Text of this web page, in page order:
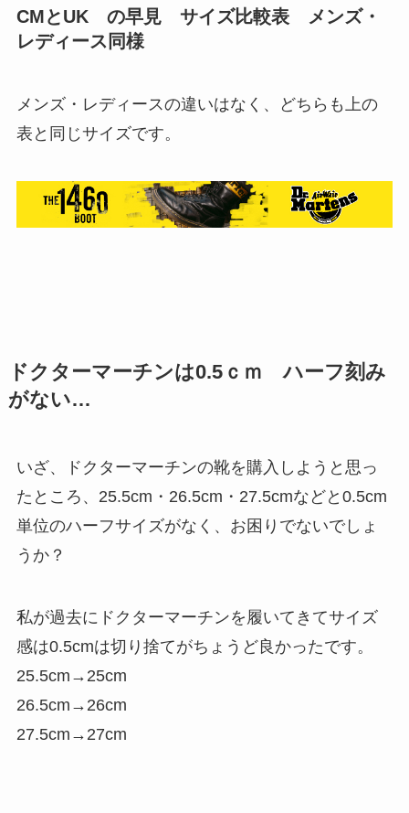
CMとUK の早見 サイズ比較表 メンズ・
レディース同様
メンズ・レディースの違いはなく、どちらも上の
表と同じサイズです。
ドクターマーチンは0.5ｃｍ ハーフ刻み
がない…
いざ、ドクターマーチンの靴を購入しようと思っ
たところ、25.5cm・26.5cm・27.5cmなどと0.5cm
単位のハーフサイズがなく、お困りでないでしょ
うか？
私が過去にドクターマーチンを履いてきてサイズ
感は0.5cmは切り捨てがちょうど良かったです。
25.5cm→25cm
26.5cm→26cm
27.5cm→27cm